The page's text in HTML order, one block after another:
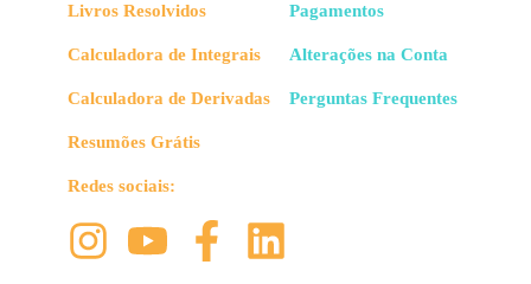
Livros Resolvidos
Calculadora de Integrais
Calculadora de Derivadas
Resumões Grátis
Redes sociais:
Pagamentos
Alterações na Conta
Perguntas Frequentes